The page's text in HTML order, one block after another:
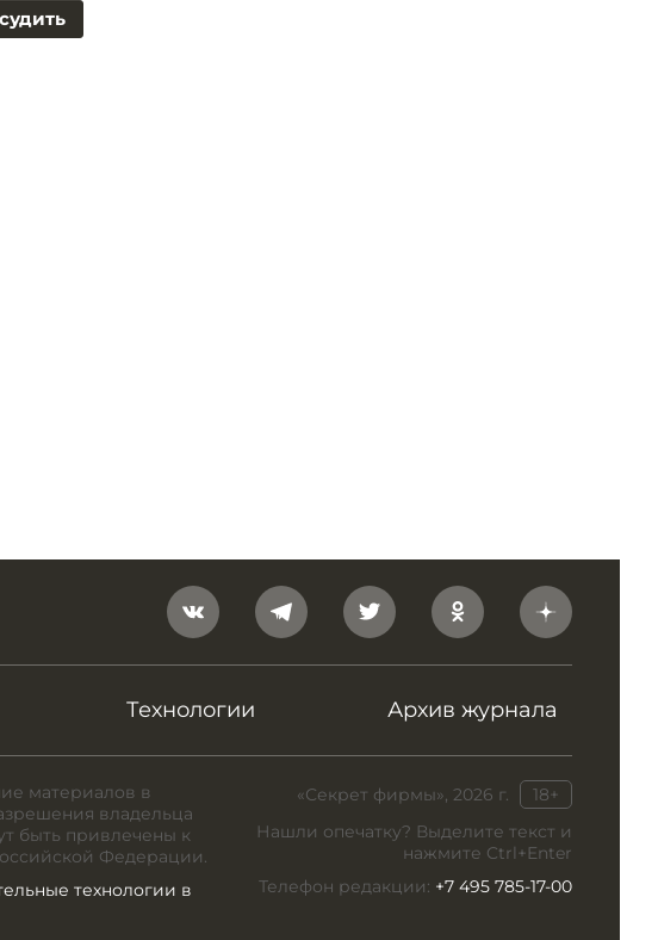
Технологии Архив журнала
«Секрет фирмы», 2026 г.
18+
Нашли опечатку? Выделите текст и
нажмите Ctrl+Enter
Телефон редакции: +7 495 785-17-00
материалов в
владельца
быть привлечены к
Федерации.
технологии в